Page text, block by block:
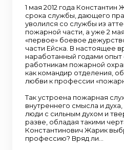
1 мая 2012 года Константин
срока службы, дающего
уволился со службы из
пожарной части, а уже 2
«первое» боевое
части Ейска. В настоящее
наработанный годами
работникам пожарной
как командир отделения,
любви к профессии
Так устроена пожарная
внутреннего смысла и
люди с сильным духом и
разве, обладая такими
Константинович Жарик
профессию? Вряд ли…